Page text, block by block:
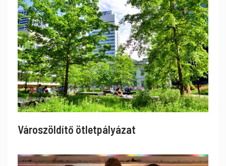
Városzöldítő ötletpályázat